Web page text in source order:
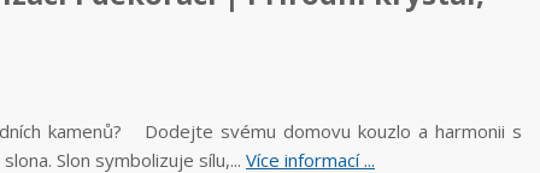
kamenů? Dodejte svému domovu kouzlo a harmonii s
Slon symbolizuje sílu,... Více informací ...